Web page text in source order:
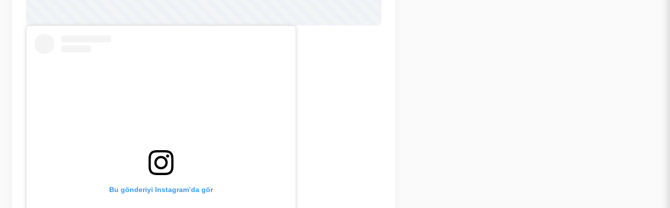
Bu gönderiyi Instagram’da gör